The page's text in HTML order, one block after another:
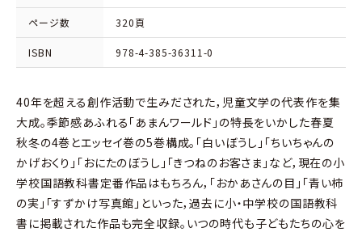
ページ数 320頁
ISBN 978-4-385-36311-0
40年を超える創作活動で生みだされた，児童文学の代表作を集
大成。季節感あふれる「あまんワールド」の特長をいかした春夏
秋冬の4巻とエッセイ巻の5巻構成。「白いぼうし」「ちいちゃんの
かげおくり」「おにたのぼうし」「きつねのお客さま」など，現在の小
学校国語教科書定番作品はもちろん，「おかあさんの目」「青い柿
の実」「すずかけ写真館」といった，過去に小・中学校の国語教科
書に掲載された作品も完全収録。いつの時代も子どもたちの心を